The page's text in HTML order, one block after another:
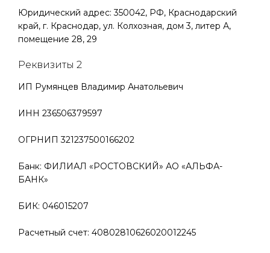
Юридический адрес: 350042, РФ, Краснодарский
край, г. Краснодар, ул. Колхозная, дом 3, литер А,
помещение 28, 29
Реквизиты 2
ИП Румянцев Владимир Анатольевич
ИНН 236506379597
ОГРНИП 321237500166202
Банк: ФИЛИАЛ «РОСТОВСКИЙ» АО «АЛЬФА-
БАНК»
БИК: 046015207
Расчетный счет: 40802810626020012245